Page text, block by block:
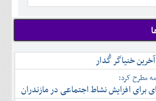
خنیاگر گُدار
مطرح کرد:
برای افزایش نشاط اجتماعی در مازندران